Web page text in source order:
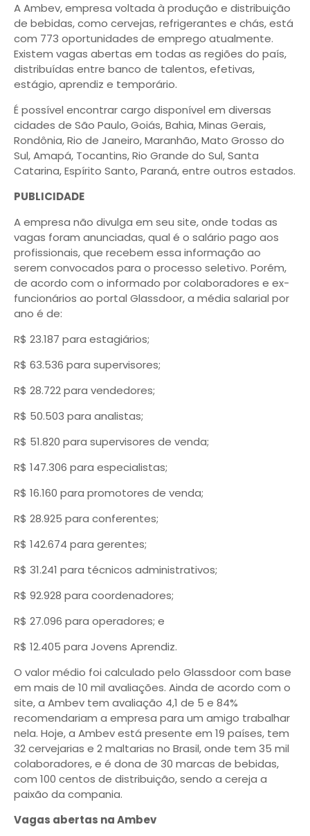
A Ambev, empresa voltada à produção e distribuição
de bebidas, como cervejas, refrigerantes e chás, está
com 773 oportunidades de emprego atualmente.
Existem vagas abertas em todas as regiões do país,
distribuídas entre banco de talentos, efetivas,
estágio, aprendiz e temporário.
É possível encontrar cargo disponível em diversas
cidades de São Paulo, Goiás, Bahia, Minas Gerais,
Rondônia, Rio de Janeiro, Maranhão, Mato Grosso do
Sul, Amapá, Tocantins, Rio Grande do Sul, Santa
Catarina, Espírito Santo, Paraná, entre outros estados.
PUBLICIDADE
A empresa não divulga em seu site, onde todas as
vagas foram anunciadas, qual é o salário pago aos
profissionais, que recebem essa informação ao
serem convocados para o processo seletivo. Porém,
de acordo com o informado por colaboradores e ex-
funcionários ao portal Glassdoor, a média salarial por
ano é de:
R$ 23.187 para estagiários;
R$ 63.536 para supervisores;
R$ 28.722 para vendedores;
R$ 50.503 para analistas;
R$ 51.820 para supervisores de venda;
R$ 147.306 para especialistas;
R$ 16.160 para promotores de venda;
R$ 28.925 para conferentes;
R$ 142.674 para gerentes;
R$ 31.241 para técnicos administrativos;
R$ 92.928 para coordenadores;
R$ 27.096 para operadores; e
R$ 12.405 para Jovens Aprendiz.
O valor médio foi calculado pelo Glassdoor com base
em mais de 10 mil avaliações. Ainda de acordo com o
site, a Ambev tem avaliação 4,1 de 5 e 84%
recomendariam a empresa para um amigo trabalhar
nela. Hoje, a Ambev está presente em 19 países, tem
32 cervejarias e 2 maltarias no Brasil, onde tem 35 mil
colaboradores, e é dona de 30 marcas de bebidas,
com 100 centos de distribuição, sendo a cereja a
paixão da compania.
Vagas abertas na Ambev